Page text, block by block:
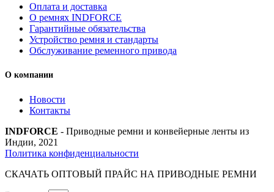
Оплата и доставка
О ремнях INDFORCE
Гарантийные обязательства
Устройство ремня и стандарты
Обслуживание ременного привода
О компании
Новости
Контакты
INDFORCE - Приводные ремни и конвейерные ленты из
Индии, 2021
Политика конфиденциальности
СКАЧАТЬ ОПТОВЫЙ ПРАЙС НА ПРИВОДНЫЕ РЕМНИ